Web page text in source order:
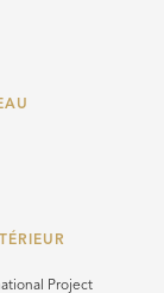
Project